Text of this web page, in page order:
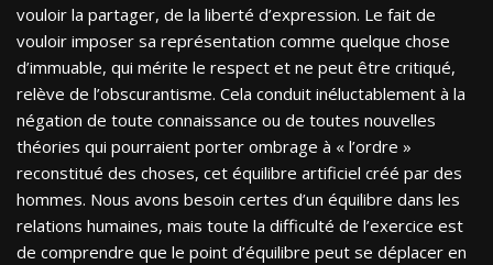
vouloir la partager, de la liberté d’expression. Le fait de
vouloir imposer sa représentation comme quelque chose
d’immuable, qui mérite le respect et ne peut être critiqué,
relève de l’obscurantisme. Cela conduit inéluctablement à la
négation de toute connaissance ou de toutes nouvelles
théories qui pourraient porter ombrage à « l’ordre »
reconstitué des choses, cet équilibre artificiel créé par des
hommes. Nous avons besoin certes d’un équilibre dans les
relations humaines, mais toute la difficulté de l’exercice est
de comprendre que le point d’équilibre peut se déplacer en